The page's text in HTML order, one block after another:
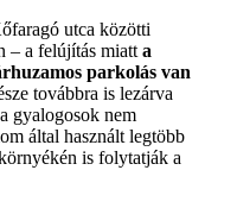
utca közötti
– a felújítás miatt a
parkolás van
továbbra is lezárva
gyalogosok nem
által használt legtöbb
is folytatják a